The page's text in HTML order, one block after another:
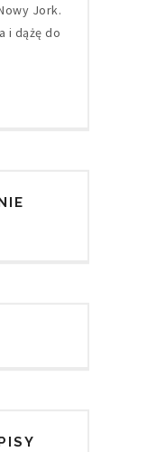
Jork.
i dążę do